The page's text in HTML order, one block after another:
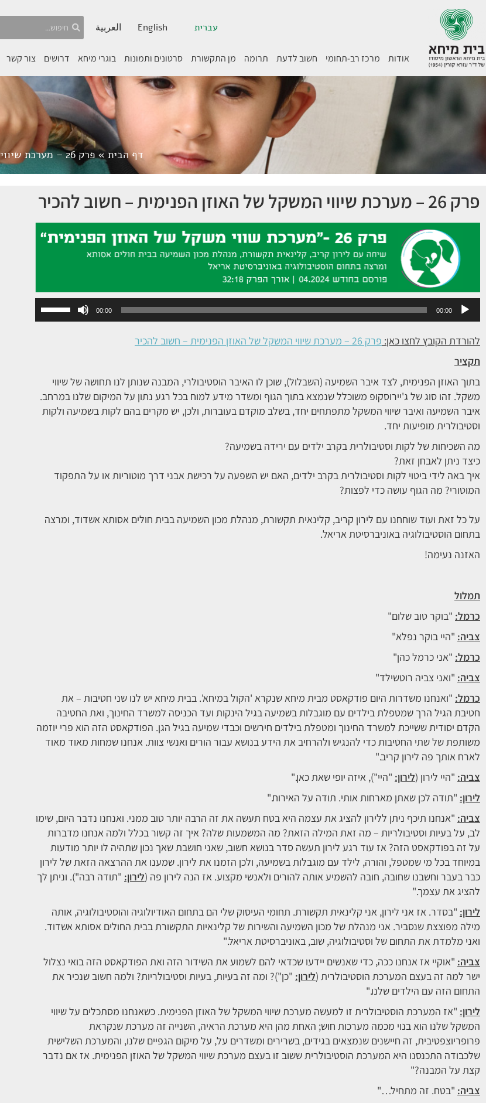
עברית English العربية
אודות מרכז רב-תחומי חשוב לדעת תרומה מן התקשורת סרטונים ותמונות בוגרי מיחא דרושים צור קשר
דף הבית»פרק 26 – מערכת שיווי המשקל של האוזן הפנימית – חשוב להכיר
פרק 26 – מערכת שיווי המשקל של האוזן הפנימית – חשוב להכיר
אודיו
00:00
00:00
במקש
להורדת הקובץ לחצו כאן: פרק 26 – מערכת שיווי המשקל של האוזן הפנימית – חשוב להכיר
תקציר
בתוך האוזן הפנימית, לצד איבר השמיעה (השבלול), שוכן לו האיבר הוסטיבולרי, המבנה שנותן לנו תחושה של שיווי
משקל. זהו סוג של ג'יירוסקופ משוכלל שנמצא בתוך הגוף ומשדר מידע למוח בכל רגע נתון על המיקום שלנו במרחב.
איבר השמיעה ואיבר שיווי המשקל מתפתחים יחד, בשלב מוקדם בעוברות, ולכן, יש מקרים בהם לקות בשמיעה ולקות
וסטיבולרית מופיעות יחד.
מה השכיחות של לקות וסטיבולרית בקרב ילדים עם ירידה בשמיעה?
כיצד ניתן לאבחן זאת?
איך באה לידי ביטוי לקות וסטיבולרית בקרב ילדים, האם יש השפעה על רכישת אבני דרך מוטוריות או על התפקוד
המוטורי? מה הגוף עושה כדי לפצות?
על כל זאת ועוד שוחחנו עם לירון קריב, קלינאית תקשורת, מנהלת מכון השמיעה בבית חולים אסותא אשדוד, ומרצה
בתחום הוסטיבולוגיה באוניברסיטת אריאל.
האזנה נעימה!
תמלול
כרמל: "בוקר טוב שלום"
צביה: "היי בוקר נפלא"
כרמל: "אני כרמל כהן"
צביה: "ואני צביה רוטשילד"
כרמל: "ואנחנו משדרות היום פודקאסט מבית מיחא שנקרא 'הקול במיחא'. בבית מיחא יש לנו שני חטיבות – את
חטיבת הגיל הרך שמטפלת בילדים עם מוגבלות בשמיעה בגיל הינקות ועד הכניסה למשרד החינוך, ואת החטיבה
הקדם יסודית ששייכת למשרד החינוך ומטפלת בילדים חירשים וכבדי שמיעה בגיל הגן. הפודקאסט הזה הוא פרי יוזמה
משותפת של שתי החטיבות כדי להנגיש ולהרחיב את הידע בנושא עבור הורים ואנשי צוות. אנחנו שמחות מאוד מאוד
לארח אותך פה לירון קריב."
צביה: "היי לירון (לירון: "היי"), איזה יופי שאת כאן."
לירון: "תודה לכן שאתן מארחות אותי. תודה על האירוח."
צביה: "אנחנו תיכף ניתן ללירון להציג את עצמה היא בטח תעשה את זה הרבה יותר טוב ממני. ואנחנו נדבר היום, שימו
לב, על בעיות וסטיבולריות – מה זאת המילה הזאת? מה המשמעות שלה? איך זה קשור בכלל ולמה אנחנו מדברות
על זה בפודקאסט הזה? אז עוד רגע לירון תעשה סדר בנושא חשוב, שאני חושבת שאך נכון שתהיה לו יותר מודעות
במיוחד בכל מי שמטפל, והורה, לילד עם מוגבלות בשמיעה, ולכן הזמנו את לירון. שמענו את ההרצאה הזאת של לירון
כבר בעבר וחשבנו שחובה, חובה להשמיע אותה להורים ולאנשי מקצוע. אז הנה לירון פה (לירון: "תודה רבה"). וניתן לך
להציג את עצמך."
לירון: "בסדר. אז אני לירון, אני קלינאית תקשורת. תחומי העיסוק שלי הם בתחום האודיולוגיה והוסטיבולוגיה, אותה
מילה מפוצצת שנסביר. אני מנהלת של מכון השמיעה והשירות של קלינאיות התקשורת בבית החולים אסותא אשדוד.
ואני מלמדת את התחום של וסטיבולוגיה, שוב, באוניברסיטת אריאל."
צביה: "אוקיי אז אנחנו ככה, כדי שאנשים יידעו שכדאי להם לשמוע את השידור הזה ואת הפודקאסט הזה בואי נצלול
ישר למה זה בעצם המערכת הוסטיבולרית (לירון: "כן")? ומה זה בעיות, בעיות וסטיבולריות? ולמה חשוב שנכיר את
התחום הזה עם הילדים שלנו."
לירון: "אז המערכת הוסטיבולרית זו למעשה מערכת שיווי המשקל של האוזן הפנימית. כשאנחנו מסתכלים על שיווי
המשקל שלנו הוא בנוי מכמה מערכות חוש; האחת מהן היא מערכת הראיה, השנייה זה מערכת שנקראת
פרופריוצפטיבית, זה חיישנים שנמצאים בגידים, בשרירים ומשדרים על, על מיקום הגפיים שלנו, והמערכת השלישית
שלכבודה התכנסנו היא המערכת הוסטיבולרית ששוב זו בעצם מערכת שיווי המשקל של האוזן הפנימית. אז אם נדבר
קצת על המבנה?"
צביה: "בטח. זה מתחיל…"